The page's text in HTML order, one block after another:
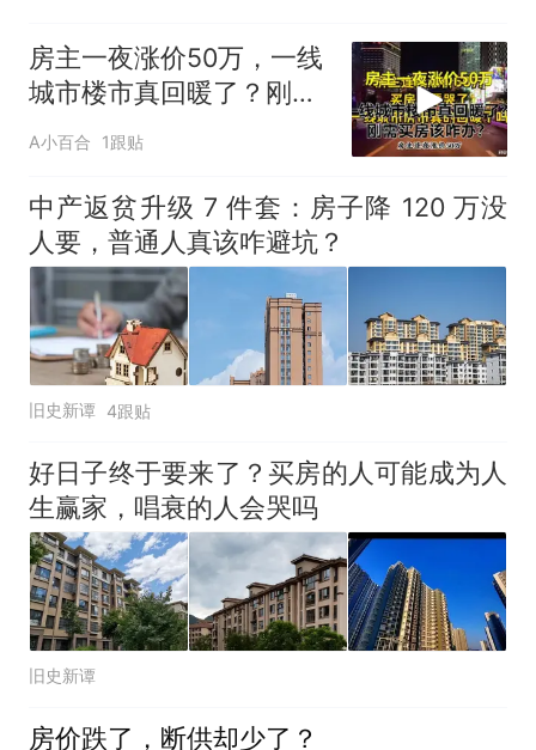
房主一夜涨价50万，一线
城市楼市真回暖了？刚需
买房该咋办？
A小百合 1跟贴
中产返贫升级 7 件套：房子降 120 万没
人要，普通人真该咋避坑？
旧史新谭 4跟贴
好日子终于要来了？买房的人可能成为人
生赢家，唱衰的人会哭吗
旧史新谭
房价跌了，断供却少了？